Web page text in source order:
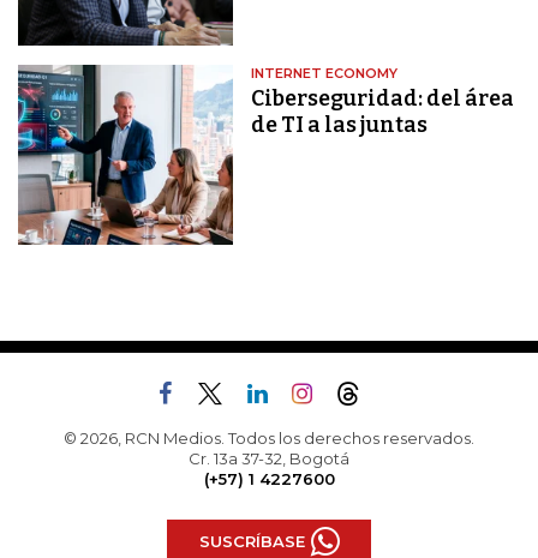
INTERNET ECONOMY
Ciberseguridad: del área
de TI a las juntas
© 2026, RCN Medios. Todos los derechos reservados.
Cr. 13a 37-32, Bogotá
(+57) 1 4227600
SUSCRÍBASE